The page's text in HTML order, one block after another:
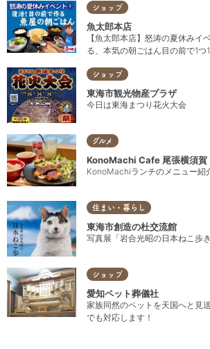
ショップ
魚太郎本店
【魚太郎本店】怒涛の夏休み
る、本気の朝ごはん目の前で1つ
ショップ
東海市観光物産プラザ
今日は東海まつり花火大会
グルメ
KonoMachi Cafe 尾張横須賀
KonoMachiランチのメニュー紹
住まい・暮らし
東海市創造の杜交流館
写真展「岩合光昭の日本ねこ歩
ショップ
愛知ペット葬儀社
家族同然のペットを天国へと見
でも対応します！